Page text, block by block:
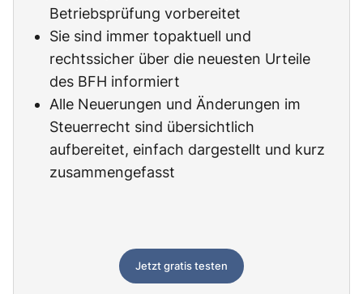
Betriebsprüfung vorbereitet
Sie sind immer topaktuell und
rechtssicher über die neuesten Urteile
des BFH informiert
Alle Neuerungen und Änderungen im
Steuerrecht sind übersichtlich
aufbereitet, einfach dargestellt und kurz
zusammengefasst
Jetzt gratis testen